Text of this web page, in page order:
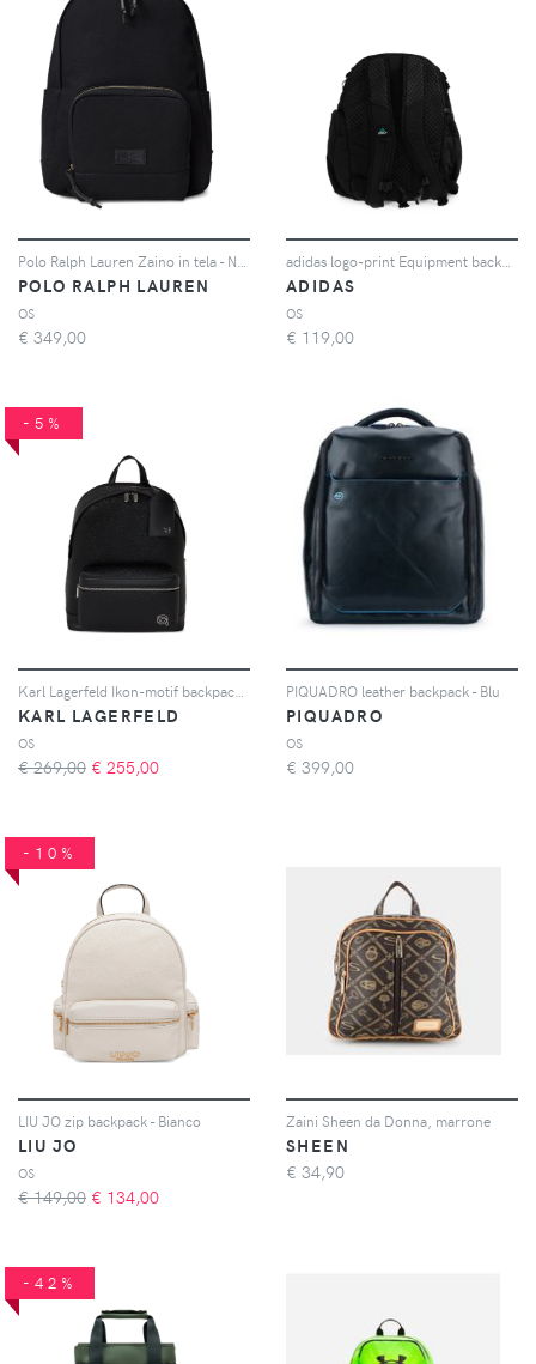
POLO RALPH LAUREN
OS
€ 349,00
ADIDAS
OS
€ 119,00
-5%
KARL LAGERFELD
OS
€ 269,00 € 255,00
PIQUADRO leather backpack - Blu
PIQUADRO
OS
€ 399,00
-10%
LIU JO zip backpack - Bianco
LIU JO
OS
€ 149,00 € 134,00
Zaini Sheen da Donna, marrone
SHEEN
€ 34,90
-42%